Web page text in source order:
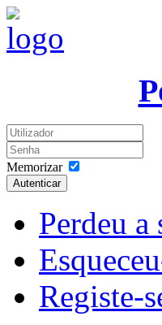
Memorizar
Autenticar
Perdeu a
Registe-